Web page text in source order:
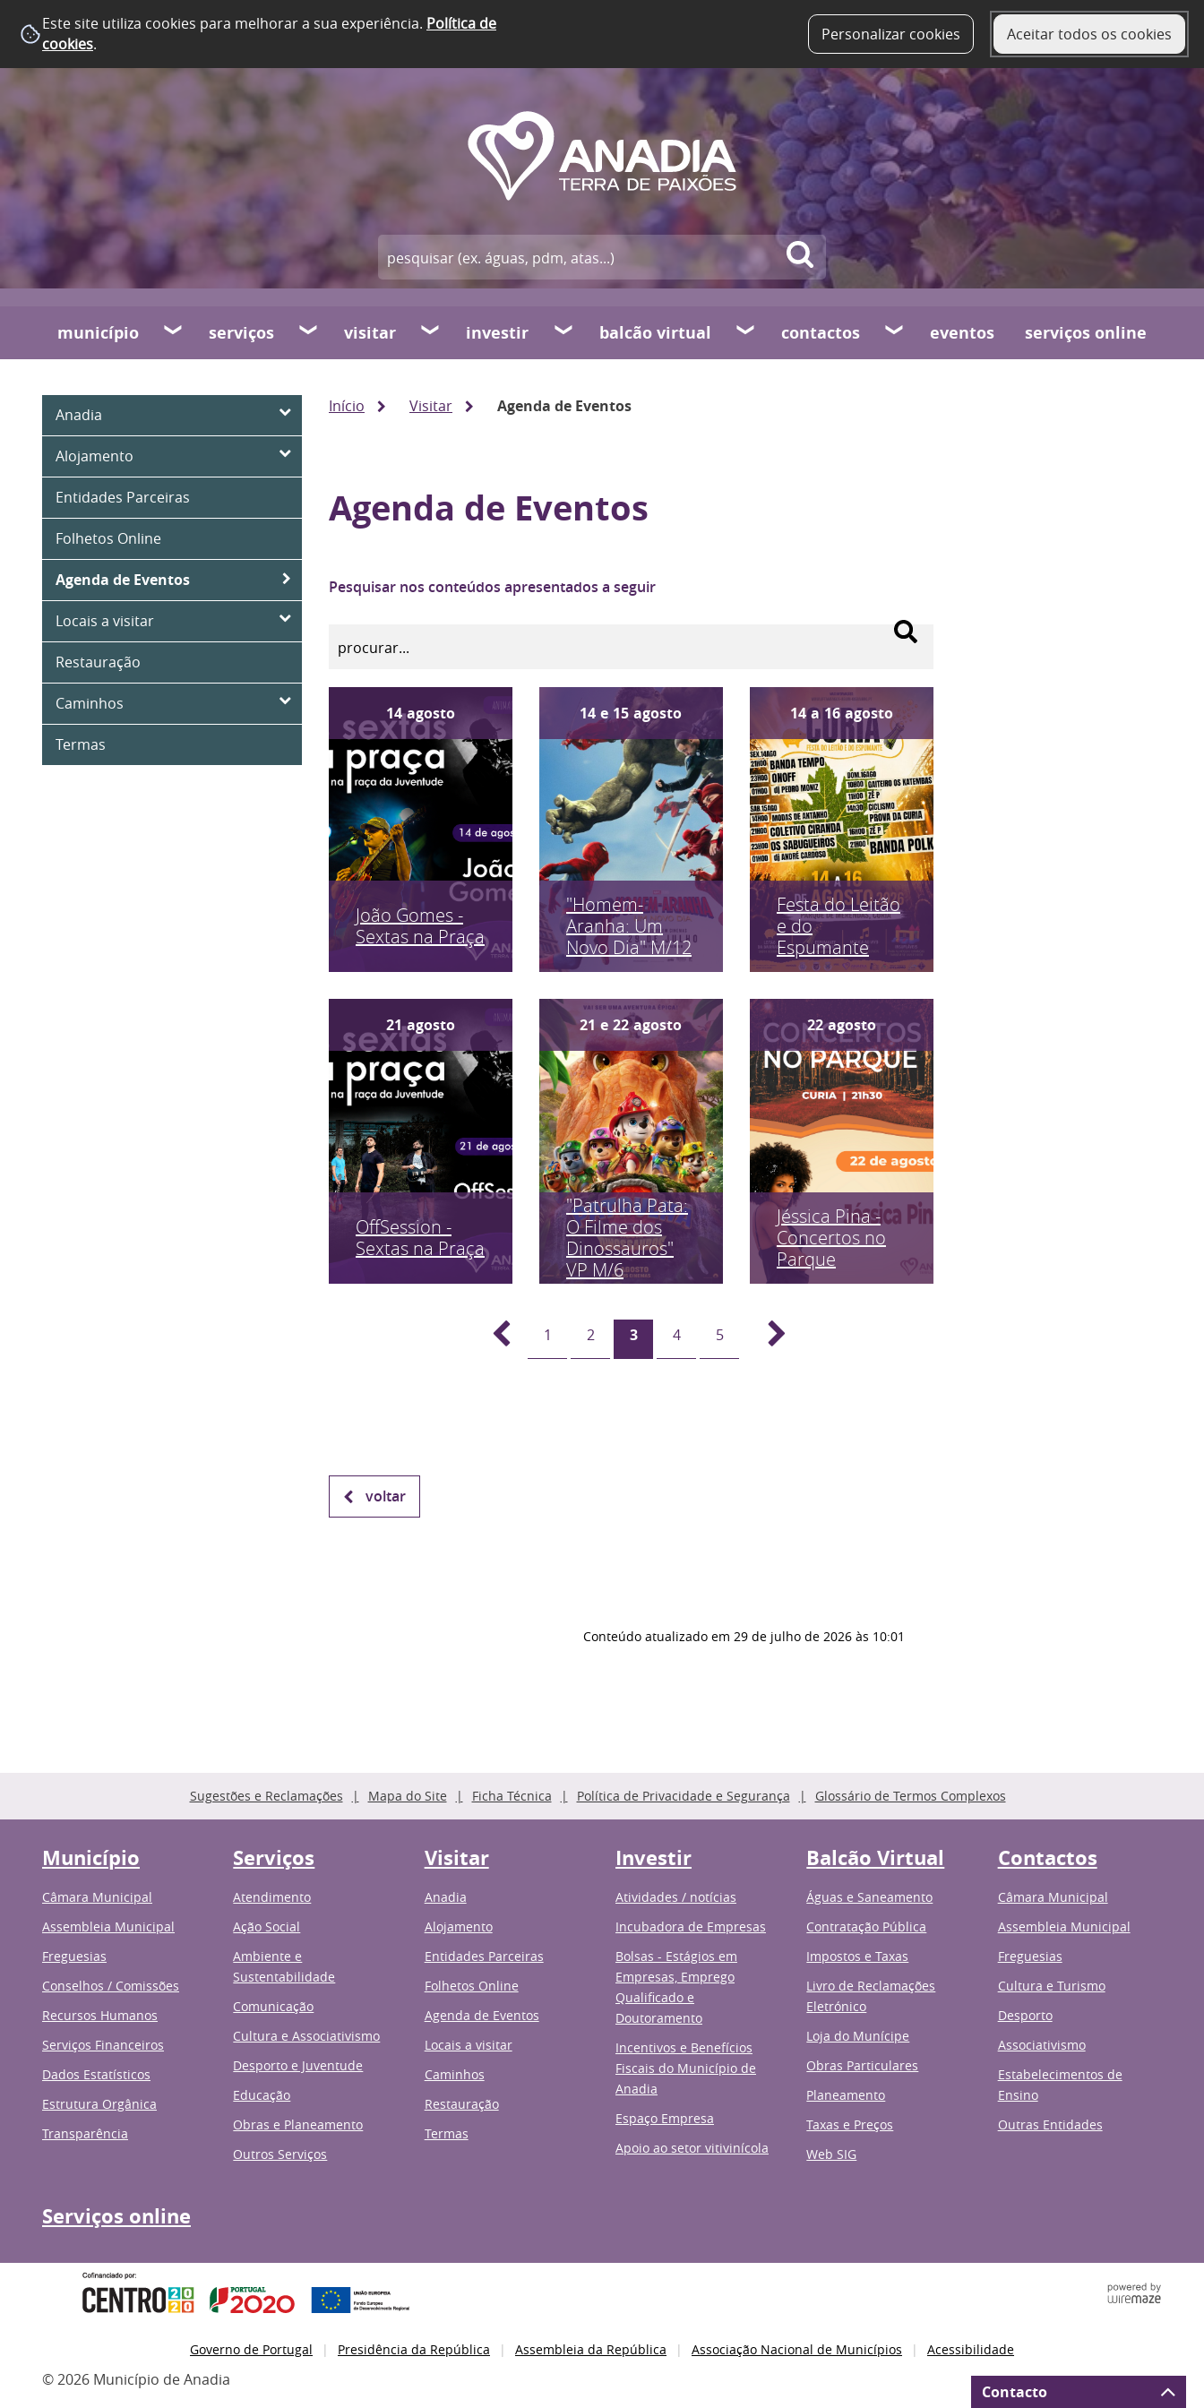
Este site utiliza cookies para melhorar a sua experiência. Política de
cookies. Personalizar cookies Aceitar todos os cookies
município serviços visitar investir balcão virtual contactos eventos serviços online
Anadia
Alojamento
Entidades Parceiras
Folhetos Online
Agenda de Eventos
Locais a visitar
Restauração
Caminhos
Termas
Início Visitar Agenda de Eventos
Agenda de Eventos
Pesquisar nos conteúdos apresentados a seguir
14 agosto
João Gomes -
Sextas na Praça
14 e 15 agosto
"Homem-
Aranha: Um
Novo Dia" M/12
14 a 16 agosto
Festa do Leitão
e do
Espumante
21 agosto
OffSession -
Sextas na Praça
21 e 22 agosto
"Patrulha Pata:
O Filme dos
Dinossauros"
VP M/6
22 agosto
Jéssica Pina -
Concertos no
Parque
1 2 3 4 5
voltar
Conteúdo atualizado em 29 de julho de 2026 às 10:01
Sugestões e Reclamações Mapa do Site Ficha Técnica Política de Privacidade e Segurança Glossário de Termos Complexos
Município
Câmara Municipal
Assembleia Municipal
Freguesias
Conselhos / Comissões
Recursos Humanos
Serviços Financeiros
Dados Estatísticos
Estrutura Orgânica
Transparência
Serviços
Atendimento
Ação Social
Ambiente e
Sustentabilidade
Comunicação
Cultura e Associativismo
Desporto e Juventude
Educação
Obras e Planeamento
Outros Serviços
Visitar
Anadia
Alojamento
Entidades Parceiras
Folhetos Online
Agenda de Eventos
Locais a visitar
Caminhos
Restauração
Termas
Investir
Atividades / notícias
Incubadora de Empresas
Bolsas - Estágios em
Empresas, Emprego
Qualificado e
Doutoramento
Incentivos e Benefícios
Fiscais do Município de
Anadia
Espaço Empresa
Apoio ao setor vitivinícola
Balcão Virtual
Águas e Saneamento
Contratação Pública
Impostos e Taxas
Livro de Reclamações
Eletrónico
Loja do Munícipe
Obras Particulares
Planeamento
Taxas e Preços
Web SIG
Contactos
Câmara Municipal
Assembleia Municipal
Freguesias
Cultura e Turismo
Desporto
Associativismo
Estabelecimentos de
Ensino
Outras Entidades
Serviços online
Governo de Portugal Presidência da República Assembleia da República Associação Nacional de Municípios Acessibilidade
© 2026 Município de Anadia
Contacto